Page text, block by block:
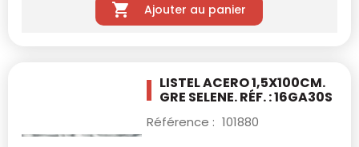
Ajouter au panier
LISTEL ACERO 1,5X100CM.
GRE SELENE. RÉF. : 16GA30S
Référence : 101880